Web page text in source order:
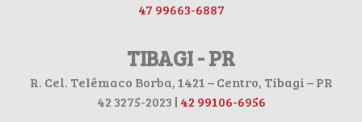
47 99663-6887
TIBAGI - PR
R. Cel. Telêmaco Borba, 1421 – Centro, Tibagi – PR
42 3275-2023 | 42 99106-6956